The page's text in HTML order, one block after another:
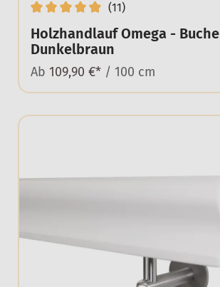
(11)
Holzhandlauf Omega - Buche
Dunkelbraun
Ab 109,90 €* / 100 cm